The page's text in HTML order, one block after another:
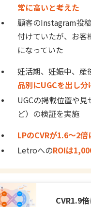
常に高いと考えた
顧客のInstagram投
付けていたが、お
になっていた
妊活期、妊娠中、産
品別にUGCを出し
UGCの掲載位置や
ど）の検証を実施
LPのCVRが1.6～2倍
LetroへのROIは
CVR1.9